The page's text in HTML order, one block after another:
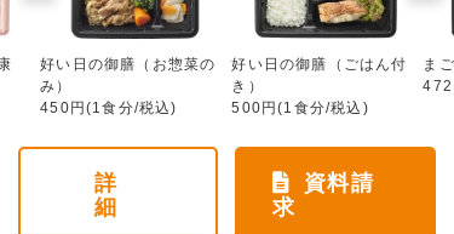
好い日の御膳（お惣菜の
み）
450円(1食分/税込)
好い日の御膳（ごはん付
き）
500円(1食分/税込)
ま
詳
細
資料請
求